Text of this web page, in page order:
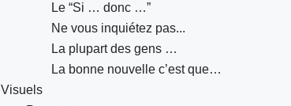
Le “Si … donc …”
Ne vous inquiétez pas...
La plupart des gens …
La bonne nouvelle c’est que…
Visuels